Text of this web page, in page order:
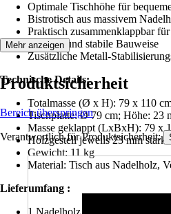
Optimale Tischhöhe für
Bistrotisch aus massivem
Praktisch zusammenklappbar
Robuste und stabile Bauweise
Zusätzliche Metall-
Technische Details:
Totalmasse (Ø x H): 79 x 110
Tischplatte: Ø 79 cm; Höhe: 23
Masse geklappt (LxBxH): 79 x
Holzgestell jeweils 23 mm stark
Gewicht: 11 kg
Material: Tisch aus Nadelholz,
Lieferumfang :
1 Nadelholz Party Stehtisch
Mehr anzeigen
Produktsicherheit
Bereich überspringen
Verantwortlich für Produktsicherheit: